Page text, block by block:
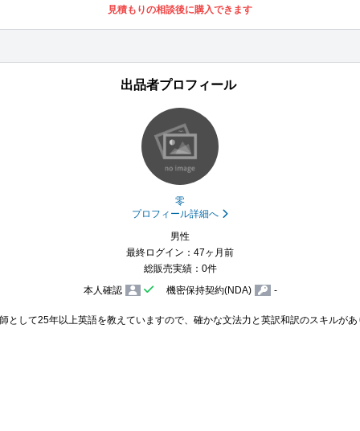
見積もりの相談後に購入できます
出品者プロフィール
零
プロフィール詳細へ
男性
最終ログイン：47ヶ月前
総販売実績：0件
本人確認
機密保持契約(NDA) -
として25年以上英語を教えていますので、確かな文法力と英訳和訳のスキルがあ